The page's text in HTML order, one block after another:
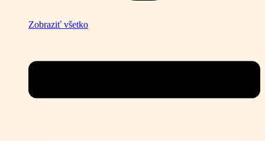
Zobraziť všetko